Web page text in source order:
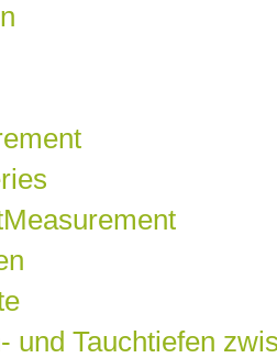
und Tauchtiefen